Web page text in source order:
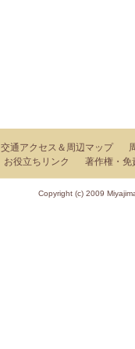
交通アクセス＆周辺マップ
お役立ちリンク 著作権・免
Copyright (c) 2009